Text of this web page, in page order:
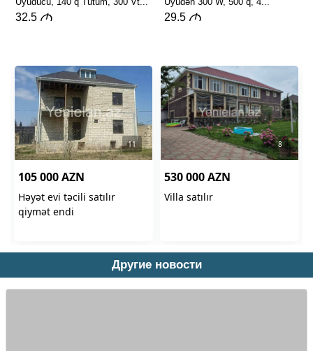
Другие новости